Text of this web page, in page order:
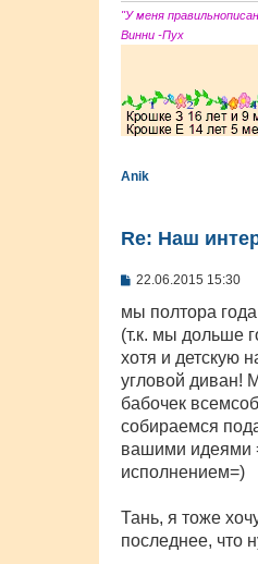
"У меня
Винни -Пух
Anik
Re: Наш
С
о
щ
е
и
е
22.06.2015 15:30
мы полтора
(т.к. мы дольше
хотя и детскую
угловой диван!
бабочек
собираемся
вашими идеями
исполнением=)
Тань, я тоже
последнее, что